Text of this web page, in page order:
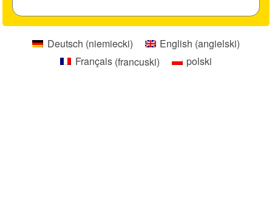
Deutsch (niemiecki) English (angielski)
Français(francuski) polski